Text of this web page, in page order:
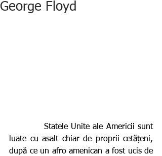
George Floyd
luate cu asalt chiar de proprii cetățeni,
după ce un afro amenican a fost ucis de